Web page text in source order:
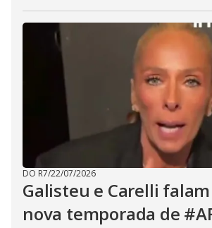
DO R7/22/07/2026
Galisteu e Carelli
nova temporada de